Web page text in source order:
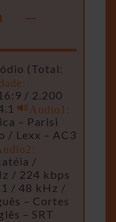
–
(Total:
/ 2.200
Audio1:
– Parisi
/ Lexx – AC3
/
/ 224 kbps
/ 48 kHz /
– Cortes
– SRT